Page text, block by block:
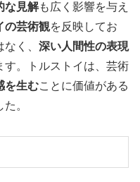
な見解も広く影響を与え
の芸術観を反映してお
く、 深い人間性の表現
す。トルストイは、芸術
を生むことに価値がある
。